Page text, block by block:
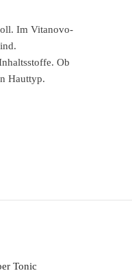
Im Vitanovo-
Ob
Hauttyp.
Tonic